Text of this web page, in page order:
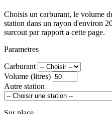
Choisis un carburant, le volume
station dans un rayon d'environ
surcout par rapport a cette page.
Parametres
Carburant
Volume (litres)
Autre station